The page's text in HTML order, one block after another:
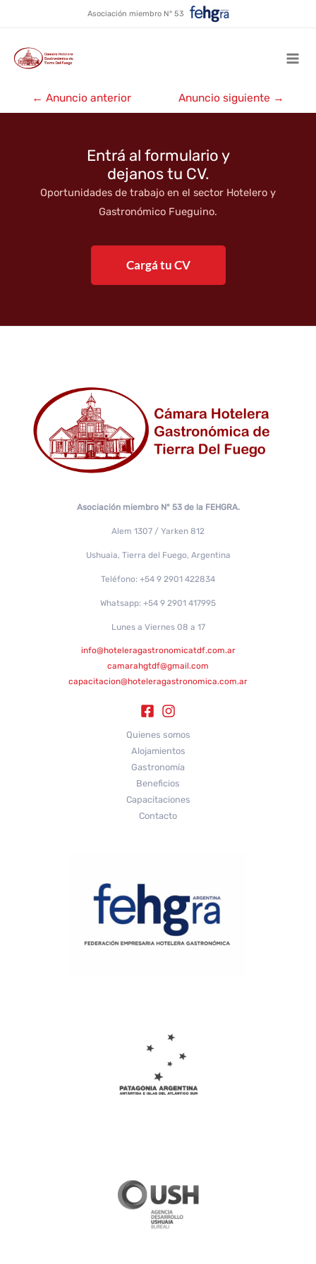
contenido
Asociación miembro N° 53
Navegación
de
← Anuncio anterior Anuncio siguiente →
Entrá al formulario y
dejanos tu CV.
Oportunidades de trabajo en el sector Hotelero y
Gastronómico Fueguino.
Cargá tu CV
Asociación miembro N° 53 de la FEHGRA.
Alem 1307 / Yarken 812
Ushuaia, Tierra del Fuego, Argentina
Teléfono: +54 9 2901 422834
Whatsapp: +54 9 2901 417995
Lunes a Viernes 08 a 17
info@hoteleragastronomicatdf.com.ar
camarahgtdf@gmail.com
capacitacion@hoteleragastronomica.com.ar
Quienes somos
Alojamientos
Gastronomía
Beneficios
Capacitaciones
Contacto